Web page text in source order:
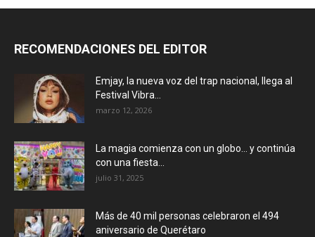
RECOMENDACIONES DEL EDITOR
Emjay, la nueva voz del trap nacional, llega al
Festival Vibra...
marzo 12, 2026
La magia comienza con un globo… y continúa
con una fiesta...
julio 31, 2025
Más de 40 mil personas celebraron el 494
aniversario de Querétaro